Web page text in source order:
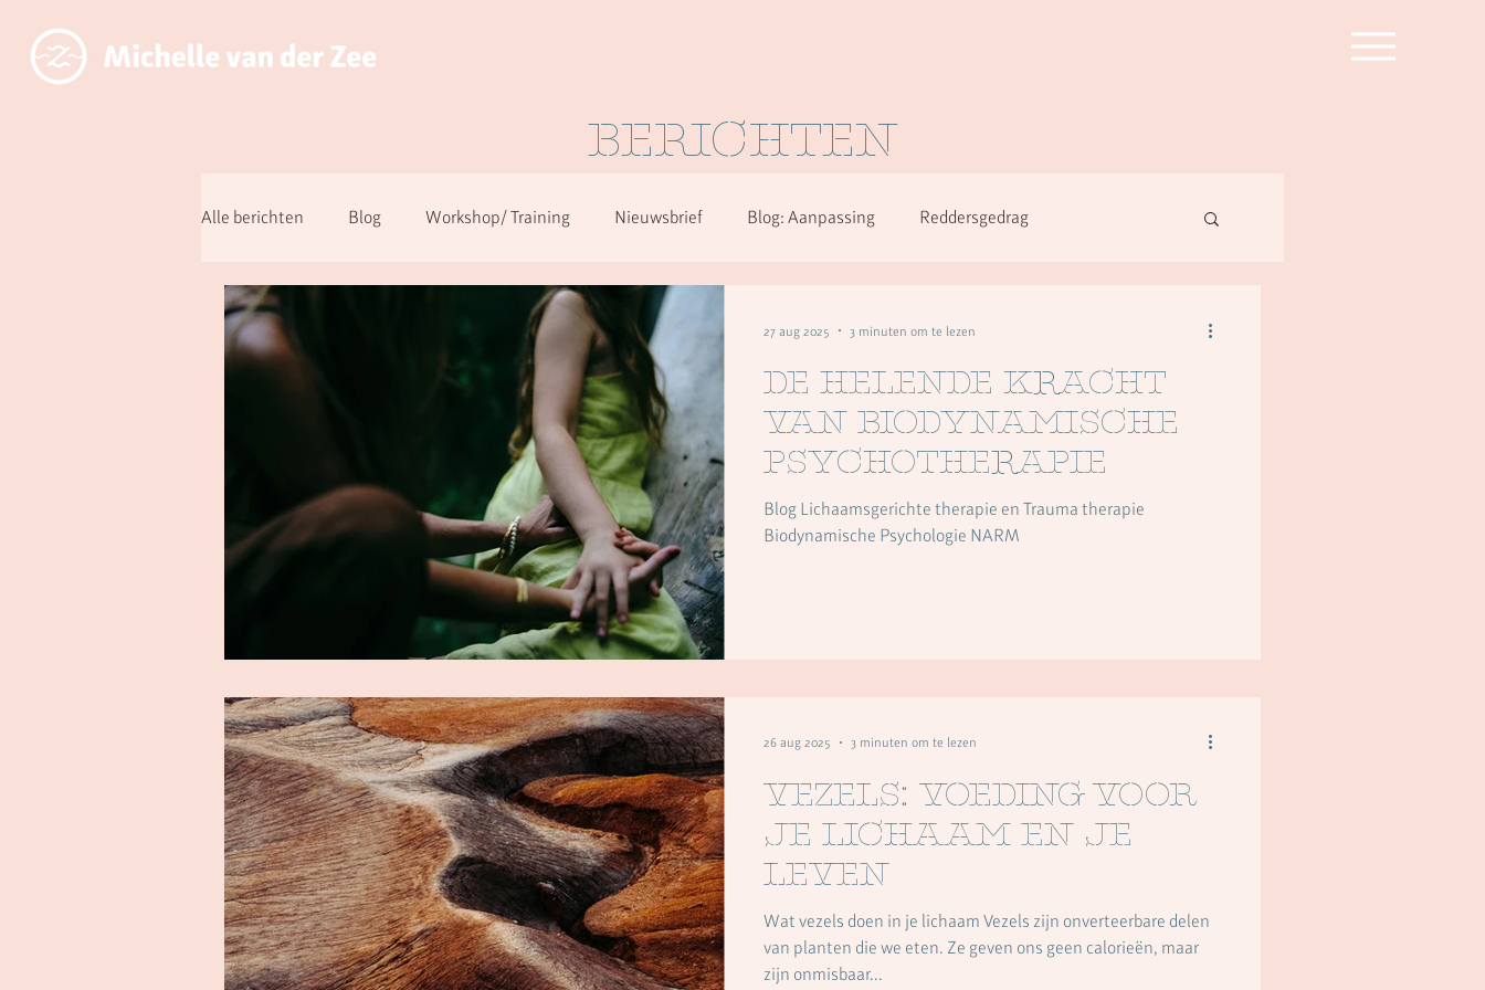
BERICHTEN
Alle berichten Blog Workshop/ Training Nieuwsbrief Blog: Aanpassing Reddersgedrag
Over aanwezig zijn ipv functioneren Over herkennen in alle diagnoses
De helende kracht
van biodynamische
psychotherapie
Blog Lichaamsgerichte therapie en Trauma therapie
Biodynamische Psychologie NARM
27 aug 2025 3 minuten om te lezen
Vezels: voeding voor
je lichaam en je
leven
Wat vezels doen in je lichaam Vezels zijn onverteerbare delen
van planten die we eten. Ze geven ons geen calorieën, maar
zijn onmisbaar...
26 aug 2025 3 minuten om te lezen